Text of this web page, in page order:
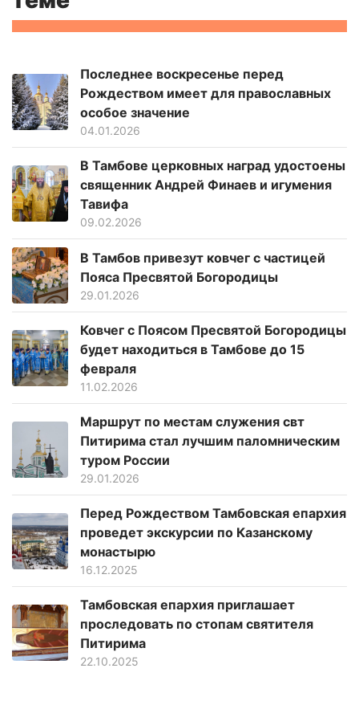
Последнее воскресенье перед
Рождеством имеет для православных
особое значение
04.01.2026
В Тамбове церковных наград удостоены
священник Андрей Финаев и игумения
Тавифа
09.02.2026
В Тамбов привезут ковчег с частицей
Пояса Пресвятой Богородицы
29.01.2026
Ковчег с Поясом Пресвятой Богородицы
будет находиться в Тамбове до 15
февраля
11.02.2026
Маршрут по местам служения свт
Питирима стал лучшим паломническим
туром России
29.01.2026
Перед Рождеством Тамбовская епархия
проведет экскурсии по Казанскому
монастырю
16.12.2025
Тамбовская епархия приглашает
проследовать по стопам святителя
Питирима
22.10.2025